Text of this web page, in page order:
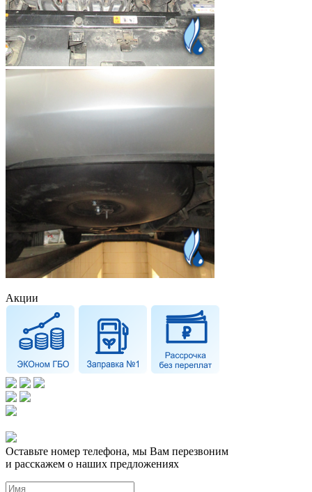
Акции
Оставьте номер телефона, мы Вам перезвоним
и расскажем о наших предложениях